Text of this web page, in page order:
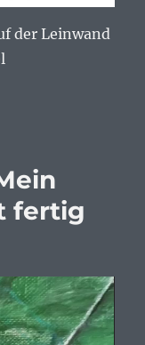
der Leinwand
fertig